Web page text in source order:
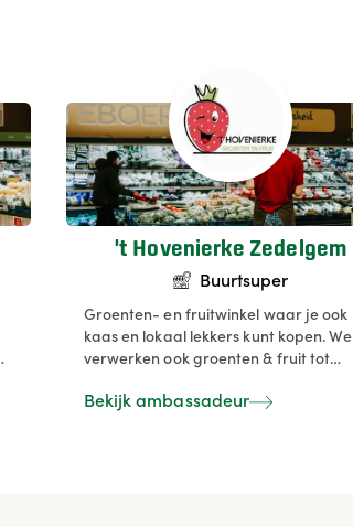
't Hovenierke Zedelgem
Buurtsuper
Groenten- en fruitwinkel waar je ook
kaas en lokaal lekkers kunt kopen. We
verwerken ook groenten & fruit tot
winkel en staan steeds voor kwaliteit &
Bekijk ambassadeur